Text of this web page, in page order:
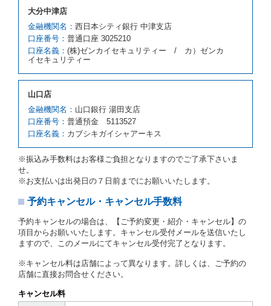
借受人は、第１項の代替レンタカーの貸渡しの申入れ
を拒絶し、予約を取り消すことができるものとしま
す。
前項の場合、第１項の貸渡しをすることができない原
因が、当社の責に帰する事由によるときには第４条第
４項の予約の取消しとして取り扱い、当社は受領済の
予約申込金を返還するものとします。
原因が、当社の責に帰さない事由による時には第４条
第５項の予約の取消しとして取り扱い、当社は受領済
の予約申込金を返還するものとします。
第６条（免責）
当社及び借受人は、予約が取り消され、又は貸渡契約
が締結されなかったことについて、第４条及び第５条
に定める場合を除き、相互に何らの請求をしないもの
とします。
第３章／貸 渡 し
第７条（貸渡契約の締結）
借受人は第２条第１項に定める借受条件を明示し、当
貸渡契約を締結するものとします。ただし、貸し渡す
ことができるレンタカーがない場合又は借受人若しく
は運転者が第８条第１項若しくは第２項各号のいずれ
かに該当する場合を除きます。
大分中津店
金融機関名： 西日本シティ銀行 中津支店
口座番号： 普通口座 3025210
口座名義： (株)ゼンカイセキュリティー / カ）ゼンカ
イセキュリティー
山口店
金融機関名： 山口銀行 湯田支店
口座番号： 普通預金 5113527
口座名義： カブシキガイシャアーキス
※振込み手数料はお客様ご負担となりますのでご了承下さいま
せ。
※お支払いは出発日の７日前までにお願いいたします。
予約キャンセル・キャンセル手数料
予約キャンセルの場合は、【ご予約変更・紹介・キャンセル】の
項目からお願いいたします。キャンセル受付メールを送信いたし
ますので、このメールにてキャンセル受付完了となります。
※キャンセル料は店舗によって異なります。詳しくは、ご予約の
店舗に直接お問合せください。
キャンセル料